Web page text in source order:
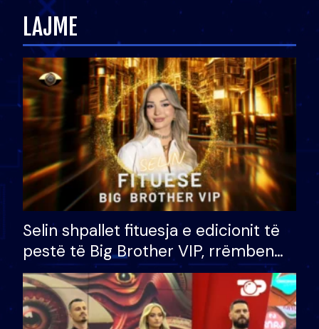
LAJME
Selin shpallet fituesja e edicionit të
pestë të Big Brother VIP, rrëmben
çmimin e madh prej 100 mijë eurosh